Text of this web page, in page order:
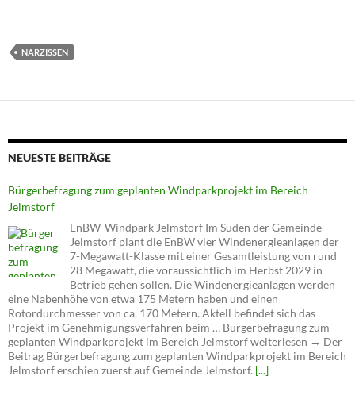
NARZISSEN
NEUESTE BEITRÄGE
Bürgerbefragung zum geplanten Windparkprojekt im Bereich
Jelmstorf
EnBW-Windpark Jelmstorf Im Süden der Gemeinde
Jelmstorf plant die EnBW vier Windenergieanlagen der
7-Megawatt-Klasse mit einer Gesamtleistung von rund
28 Megawatt, die voraussichtlich im Herbst 2029 in
Betrieb gehen sollen. Die Windenergieanlagen werden
eine Nabenhöhe von etwa 175 Metern haben und einen
Rotordurchmesser von ca. 170 Metern. Aktell befindet sich das
Projekt im Genehmigungsverfahren beim … Bürgerbefragung zum
geplanten Windparkprojekt im Bereich Jelmstorf weiterlesen → Der
Beitrag Bürgerbefragung zum geplanten Windparkprojekt im Bereich
Jelmstorf erschien zuerst auf Gemeinde Jelmstorf. [...]